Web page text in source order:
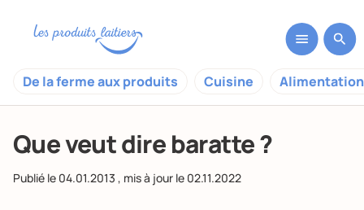
De la ferme aux produits Cuisine
Que veut dire baratte ?
Publié le 04.01.2013 , mis à jour le 02.11.2022